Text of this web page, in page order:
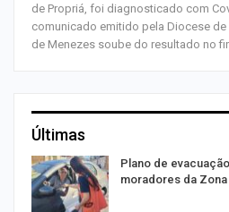
de Propriá, foi diagnosticado com
comunicado emitido pela Diocese
de Menezes soube do resultado no
Últimas
Plano de
moradores da